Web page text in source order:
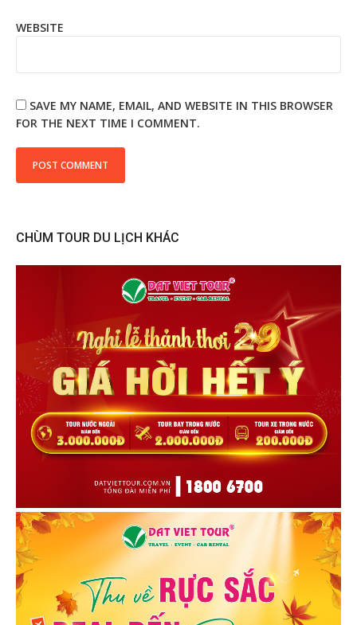
WEBSITE
SAVE MY NAME, EMAIL, AND WEBSITE IN THIS BROWSER
FOR THE NEXT TIME I COMMENT.
CHÙM TOUR DU LỊCH KHÁC